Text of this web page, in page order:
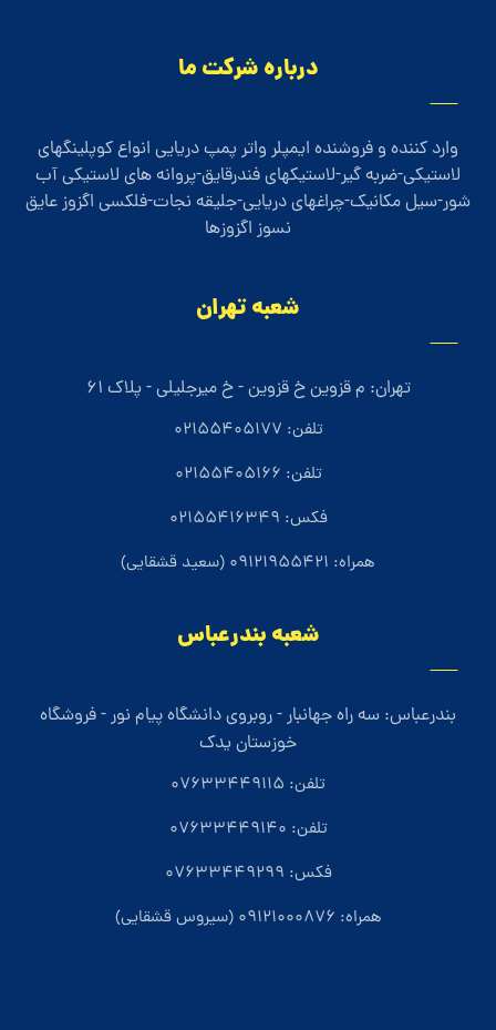
درباره شرکت ما
وارد کننده و فروشنده ایمپلر واتر پمپ دریایی انواع کوپلینگهای
لاستیکی-ضربه گیر-لاستیکهای فندرقایق-پروانه های لاستیکی آب
شور-سیل مکانیک-چراغهای دریایی-جلیقه نجات-فلکسی اگزوز عایق
نسوز اگزوزها
شعبه تهران
تهران: م قزوین خ قزوین - خ میرجلیلی - پلاک 61
تلفن: 02155405177
تلفن: 02155405166
فکس: 02155416349
همراه: 09121955421 (سعید قشقایی)
شعبه بندرعباس
بندرعباس: سه راه جهانبار - روبروی دانشگاه پیام نور - فروشگاه
خوزستان یدک
تلفن: 07633449115
تلفن: 07633449140
فکس: 07633449299
همراه: 09121000876 (سیروس قشقایی)